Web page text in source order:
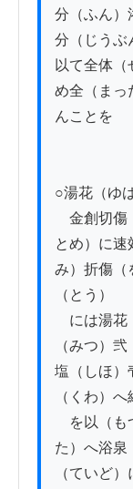
分（ふん）
分（じうぶ
以て全体（
め全（まっ
んことを
産物
○湯花（ゆ
金創切傷
とめ）に速
み）折傷（
（とう）
には湯花
（みつ）
塩（しほ）
（くわ）へ
を以（も
た）へ浴泉
（ていど